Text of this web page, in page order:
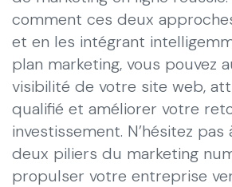
comment ces deux
et en les intégrant
plan marketing, vous pouvez
visibilité de votre site web,
qualifié et améliorer votre
investissement. N’hésitez
deux piliers du marketing
propulser votre entreprise